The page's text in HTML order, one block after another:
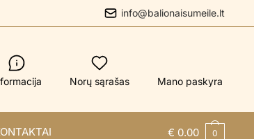
info@balionaisumeile.lt
Norų sąrašas Mano paskyra
€ 0.00 0